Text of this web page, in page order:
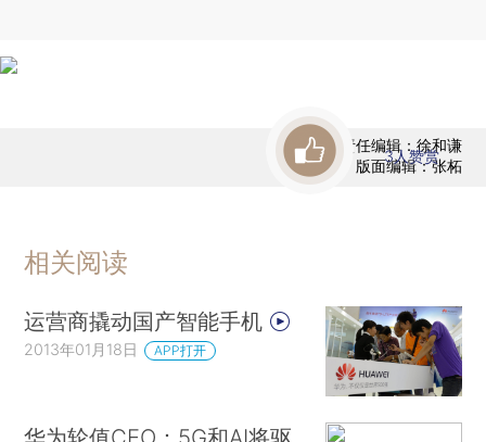
责任编辑：徐和谦
版面编辑：张柘
3人赞赏
相关阅读
运营商撬动国产智能手机
2013年01月18日 APP打开